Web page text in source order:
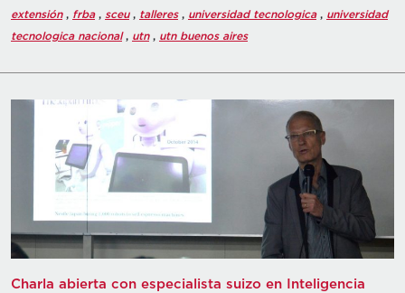
extensión, frba, sceu, talleres, universidad tecnologica, universidad
tecnologica nacional, utn, utn buenos aires
Charla abierta con especialista suizo en Inteligencia